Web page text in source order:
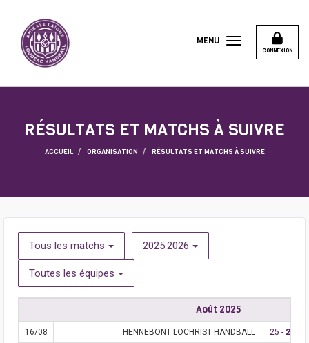
CONNEXION
MENU
RÉSULTATS ET MATCHS À SUIVRE
ACCUEIL ORGANISATION RÉSULTATS ET MATCHS À SUIVRE
Tous les matchs 2025.2026
Toutes les équipes
Août 2025
16/08 HENNEBONT LOCHRIST HANDBALL 25 - 27